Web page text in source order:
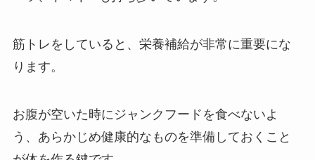
筋トレをしていると、栄養補給が非常に重要にな
ります。
お腹が空いた時にジャンクフードを食べないよ
う、あらかじめ健康的なものを準備しておくこと